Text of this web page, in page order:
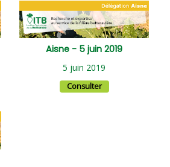
Aisne - 5 juin 2019
5 juin 2019
Consulter